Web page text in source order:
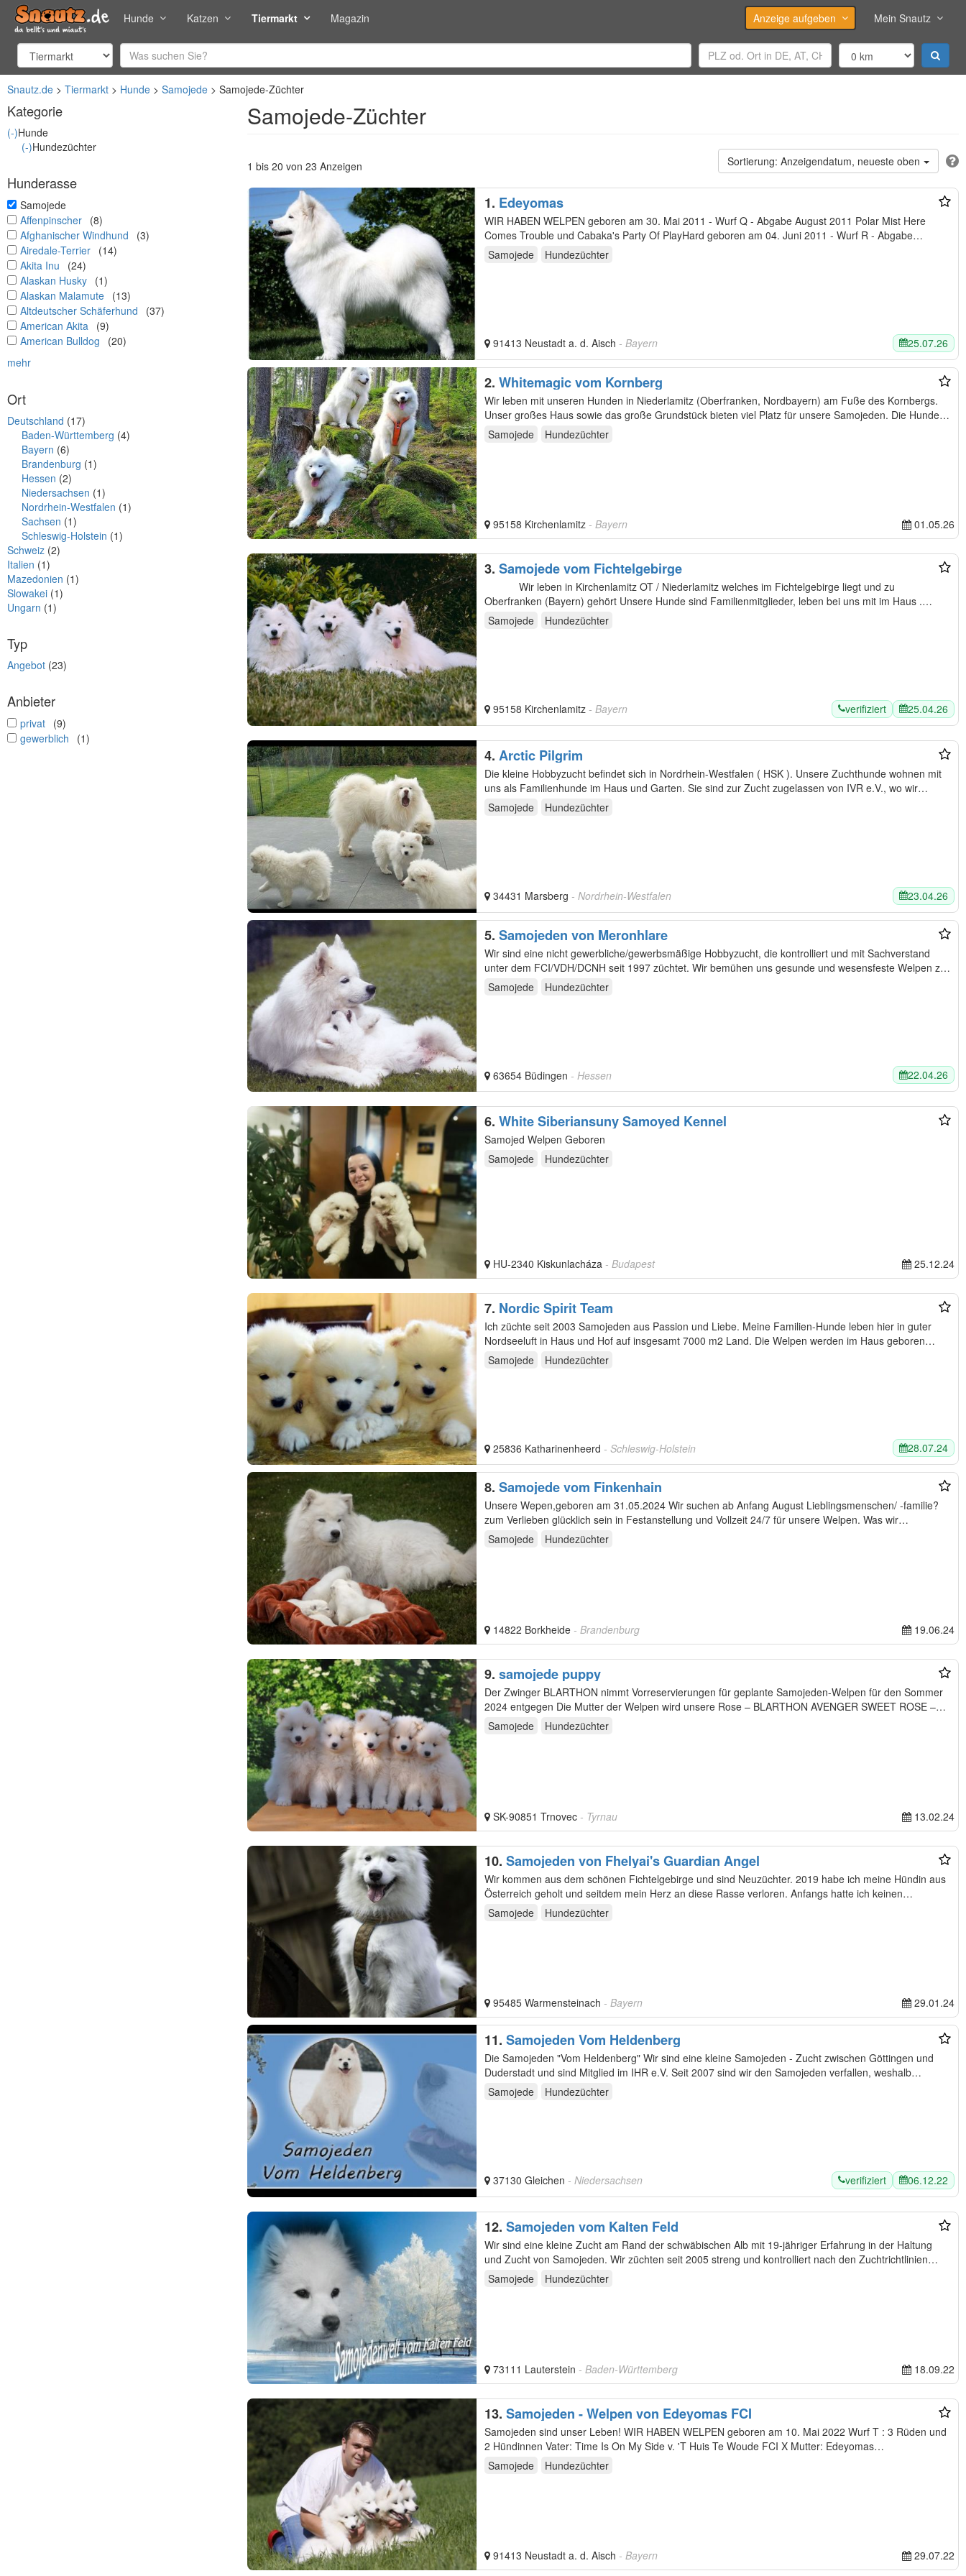
Hunde Katzen Tiermarkt Magazin Anzeige aufgeben Mein Snautz
Snautz.de Tiermarkt Hunde Samojede Samojede-Züchter
Kategorie
(-)Hunde
(-)Hundezüchter
Hunderasse
undefined
Samojede
undefined
Affenpinscher (8)
undefined
Afghanischer Windhund
(3)
undefined
Airedale-Terrier (14)
undefined
Akita Inu
(24)
undefined
Alaskan Husky (1)
undefined
Alaskan Malamute (13)
undefined
Altdeutscher Schäferhund
(37)
undefined
American Akita (9)
undefined
American Bulldog
(20)
mehr
Ort
Deutschland (17)
Baden-Württemberg (4)
Bayern (6)
Brandenburg (1)
Hessen (2)
Niedersachsen (1)
Nordrhein-Westfalen (1)
Sachsen (1)
Schleswig-Holstein (1)
Schweiz (2)
Italien (1)
Mazedonien (1)
Slowakei (1)
Ungarn (1)
Typ
Angebot (23)
Anbieter
undefined
privat (9)
undefined
gewerblich (1)
Samojede-Züchter
Anzeigendatum, neueste oben
1 bis 20 von 23 Anzeigen
1. Edeyomas
WIR HABEN WELPEN geboren am 30. Mai 2011 - Wurf Q - Abgabe August 2011 Polar Mist Here
Comes Trouble und Cabaka's Party Of PlayHard geboren am 04. Juni 2011 - Wurf R - Abgabe…
Samojede
Hundezüchter
91413 Neustadt a. d. Aisch - Bayern 25.07.26
2. Whitemagic vom Kornberg
Wir leben mit unseren Hunden in Niederlamitz (Oberfranken, Nordbayern) am Fuße des Kornbergs.
Unser großes Haus sowie das große Grundstück bieten viel Platz für unsere Samojeden. Die Hunde
sind für…
Samojede Hundezüchter
95158 Kirchenlamitz - Bayern 01.05.26
3. Samojede vom Fichtelgebirge
Oberfranken (Bayern) gehört ​Unsere Hunde sind Familienmitglieder, leben bei uns mit im Haus .…
Samojede
Hundezüchter
95158 Kirchenlamitz - Bayern verifiziert 25.04.26
4. Arctic Pilgrim
Die kleine Hobbyzucht befindet sich in Nordrhein-Westfalen ( HSK ). Unsere Zuchthunde wohnen mit
uns als Familienhunde im Haus und Garten. Sie sind zur Zucht zugelassen von IVR e.V., wo wir…
Samojede
Hundezüchter
34431 Marsberg - Nordrhein-Westfalen 23.04.26
5. Samojeden von Meronhlare
Wir sind eine nicht gewerbliche/gewerbsmäßige Hobbyzucht, die kontrolliert und mit Sachverstand
unter dem FCI/VDH/DCNH seit 1997 züchtet. Wir bemühen uns gesunde und wesensfeste Welpen zu
züchten,…
Samojede Hundezüchter
63654 Büdingen - Hessen 22.04.26
6. White Siberiansuny Samoyed Kennel
Samojed Welpen Geboren
Samojede
Hundezüchter
HU-2340 Kiskunlacháza - Budapest 25.12.24
7. Nordic Spirit Team
Ich züchte seit 2003 Samojeden aus Passion und Liebe. Meine Familien-Hunde leben hier in guter
Nordseeluft in Haus und Hof auf insgesamt 7000 m2 Land. Die Welpen werden im Haus geboren
und…
Samojede Hundezüchter
25836 Katharinenheerd - Schleswig-Holstein 28.07.24
8. Samojede vom Finkenhain
Unsere Wepen,geboren am 31.05.2024 Wir suchen ab Anfang August Lieblingsmenschen/ -familie?
zum Verlieben glücklich sein in Festanstellung und Vollzeit 24/7 für unsere Welpen. Was wir…
Samojede
Hundezüchter
14822 Borkheide - Brandenburg 19.06.24
9. samojede puppy
Der Zwinger BLARTHON nimmt Vorreservierungen für geplante Samojeden-Welpen für den Sommer
2024 entgegen Die Mutter der Welpen wird unsere Rose – BLARTHON AVENGER SWEET ROSE –
sein. Es wird ihr…
Samojede Hundezüchter
SK-90851 Trnovec - Tyrnau 13.02.24
10. Samojeden von Fhelyai's Guardian Angel
Wir kommen aus dem schönen Fichtelgebirge und sind Neuzüchter. 2019 habe ich meine Hündin aus
Österreich geholt und seitdem mein Herz an diese Rasse verloren. Anfangs hatte ich keinen
Gedanken daran…
Samojede Hundezüchter
95485 Warmensteinach - Bayern 29.01.24
11. Samojeden Vom Heldenberg
Die Samojeden "Vom Heldenberg" Wir sind eine kleine Samojeden - Zucht zwischen Göttingen und
Duderstadt und sind Mitglied im IHR e.V. Seit 2007 sind wir den Samojeden verfallen, weshalb…
Samojede
Hundezüchter
37130 Gleichen - Niedersachsen verifiziert 06.12.22
12. Samojeden vom Kalten Feld
Wir sind eine kleine Zucht am Rand der schwäbischen Alb mit 19-jähriger Erfahrung in der Haltung
und Zucht von Samojeden. Wir züchten seit 2005 streng und kontrolliert nach den Zuchtrichtlinien
des…
Samojede Hundezüchter
73111 Lauterstein - Baden-Württemberg 18.09.22
13. Samojeden - Welpen von Edeyomas FCI
Samojeden sind unser Leben! WIR HABEN WELPEN geboren am 10. Mai 2022 Wurf T : 3 Rüden und
2 Hündinnen Vater: Time Is On My Side v. 'T Huis Te Woude FCI X Mutter: Edeyomas…
Samojede
Hundezüchter
91413 Neustadt a. d. Aisch - Bayern 29.07.22